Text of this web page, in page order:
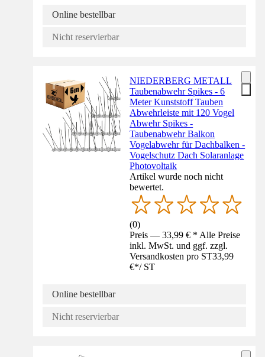
Online bestellbar
Nicht reservierbar
NIEDERBERG METALL
Taubenabwehr Spikes - 6
Meter Kunststoff Tauben
Abwehrleiste mit 120 Vogel
Abwehr Spikes -
Taubenabwehr Balkon
Vogelabwehr für Dachbalken -
Vogelschutz Dach Solaranlage
Photovoltaik
Artikel wurde noch nicht
bewertet.
(0)
Preis — 33,99 € * Alle Preise
inkl. MwSt. und ggf. zzgl.
Versandkosten pro ST33,99
€*/ ST
Online bestellbar
Nicht reservierbar